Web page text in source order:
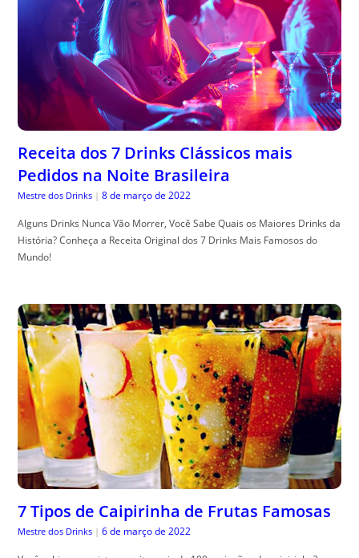
Receita dos 7 Drinks Clássicos mais
Pedidos na Noite Brasileira
Mestre dos Drinks | 8 de março de 2022
Alguns Drinks Nunca Vão Morrer, Você Sabe Quais os Maiores Drinks da
História? Conheça a Receita Original dos 7 Drinks Mais Famosos do
Mundo!
7 Tipos de Caipirinha de Frutas Famosas
Mestre dos Drinks | 6 de março de 2022